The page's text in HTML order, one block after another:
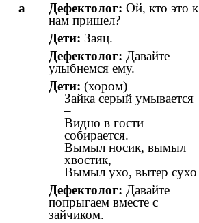
а
Дефектолог: Ой, кто это к
нам пришел?
Дети: Заяц.
Дефектолог: Давайте
улыбнемся ему.
Дети: (хором)
Зайка серый умывается
–
Видно в гости
собирается.
Вымыл носик, вымыл
хвостик,
Вымыл ухо, вытер сухо
Дефектолог: Давайте
попрыгаем вместе с
зайчиком.